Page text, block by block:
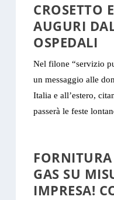
CROSETTO
AUGURI
OSPEDALI
Nel filone “servizio
un messaggio alle
Italia e all’estero,
passerà le feste
GAS SU
IMPRESA!